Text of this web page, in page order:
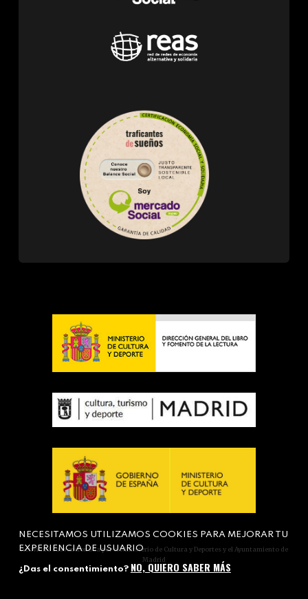
Actividad subvencionada por el Ministerio de Cultura y Deportes y el Ayuntamiento de
Madrid
NECESITAMOS UTILIZAMOS COOKIES PARA MEJORAR TU
EXPERIENCIA DE USUARIO
¿Das el consentimiento? NO, QUIERO SABER MÁS